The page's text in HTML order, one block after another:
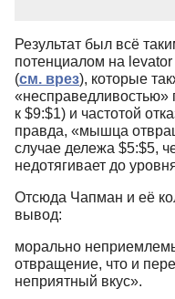
Результат был всё
потенциалом на
(см. врез), которые
к $9:$1) и частотой
правда, «мышца
случае дележа $5:$5,
недотягивает до
Отсюда Чапман и её
вывод:
морально
отвращение, что и
неприятный вкус».